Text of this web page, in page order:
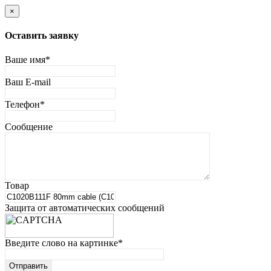
×
Оставить заявку
Ваше имя*
Ваш E-mail
Телефон*
Сообщение
Товар
Защита от автоматических сообщений
Введите слово на картинке*